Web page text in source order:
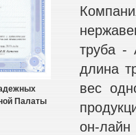
Палаты
труба -
длина
вес
он-лайн